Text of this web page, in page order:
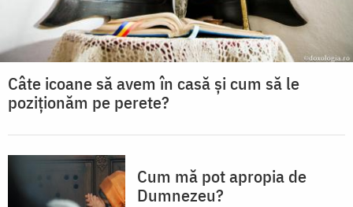
Câte icoane să avem în casă și cum să le
poziționăm pe perete?
Cum mă pot apropia de
Dumnezeu?